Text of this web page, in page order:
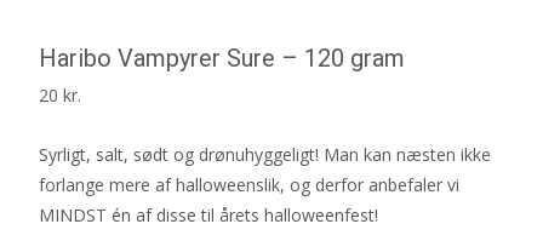
Haribo Vampyrer Sure – 120 gram
20 kr.
Syrligt, salt, sødt og drønuhyggeligt! Man kan næsten ikke
forlange mere af halloweenslik, og derfor anbefaler vi
MINDST én af disse til årets halloweenfest!